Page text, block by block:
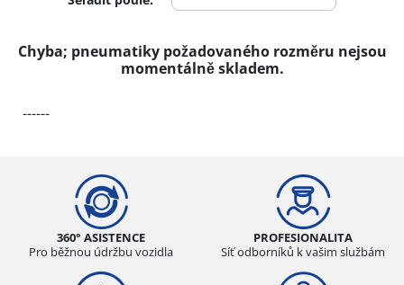
Letní (0)
Celoroční (0)
Typ vozidla
Chyba; pneumatiky požadovaného rozměru nejsou
momentálně skladem.
------
360° ASISTENCE
Pro běžnou údržbu vozidla
PROFESIONALITA
Síť odborníků k vašim službám